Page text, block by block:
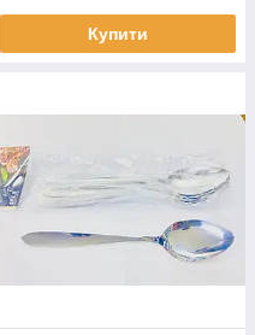
Купити